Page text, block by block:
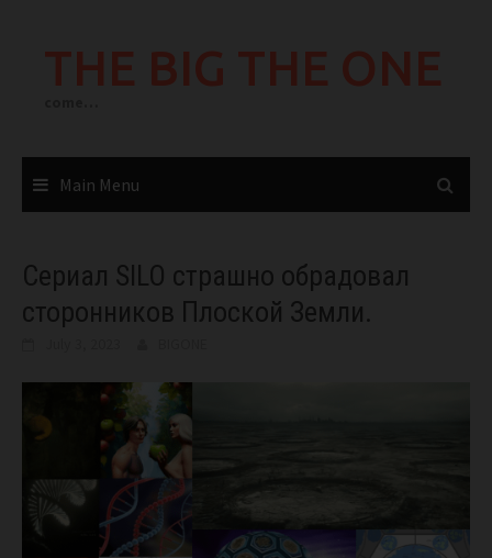
THE BIG THE ONE
Main Menu
Сериал SILO страшно обрадовал
сторонников Плоской Земли.